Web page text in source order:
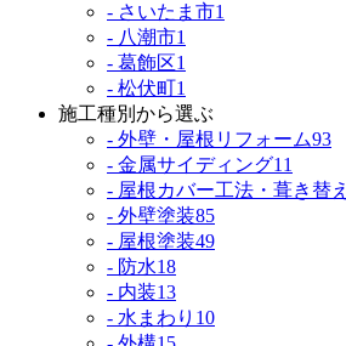
- さいたま市1
- 八潮市1
- 葛飾区1
- 松伏町 1
施工種別から選ぶ
- 外壁・屋根リフォーム93
- 金属サイディング11
- 屋根カバー工法・葺き替え
- 外壁塗装85
- 屋根塗装49
- 防水18
- 内装13
- 水まわり 10